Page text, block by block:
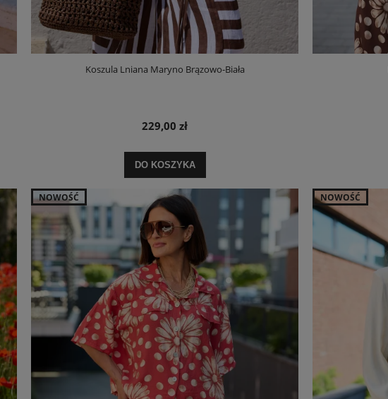
Koszula Lniana Maryno Brązowo-Biała
229,00 zł
DO KOSZYKA
NOWOŚĆ NOWOŚĆ